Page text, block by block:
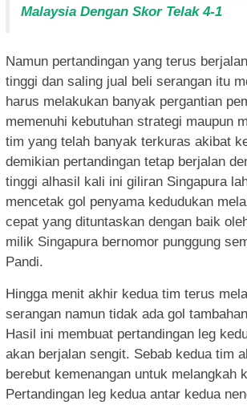
Malaysia Dengan Skor Telak 4-1
Namun pertandingan yang terus
tinggi dan saling jual beli serangan itu
harus melakukan banyak pergantian
memenuhi kebutuhan strategi maupun
tim yang telah banyak terkuras akibat
demikian pertandingan tetap berjalan
tinggi alhasil kali ini giliran Singapura
mencetak gol penyama kedudukan
cepat yang dituntaskan dengan baik
milik Singapura bernomor punggung
Pandi.
Hingga menit akhir kedua tim terus
serangan namun tidak ada gol
Hasil ini membuat pertandingan leg
akan berjalan sengit. Sebab kedua tim
berebut kemenangan untuk melangkah
Pertandingan leg kedua antar kedua